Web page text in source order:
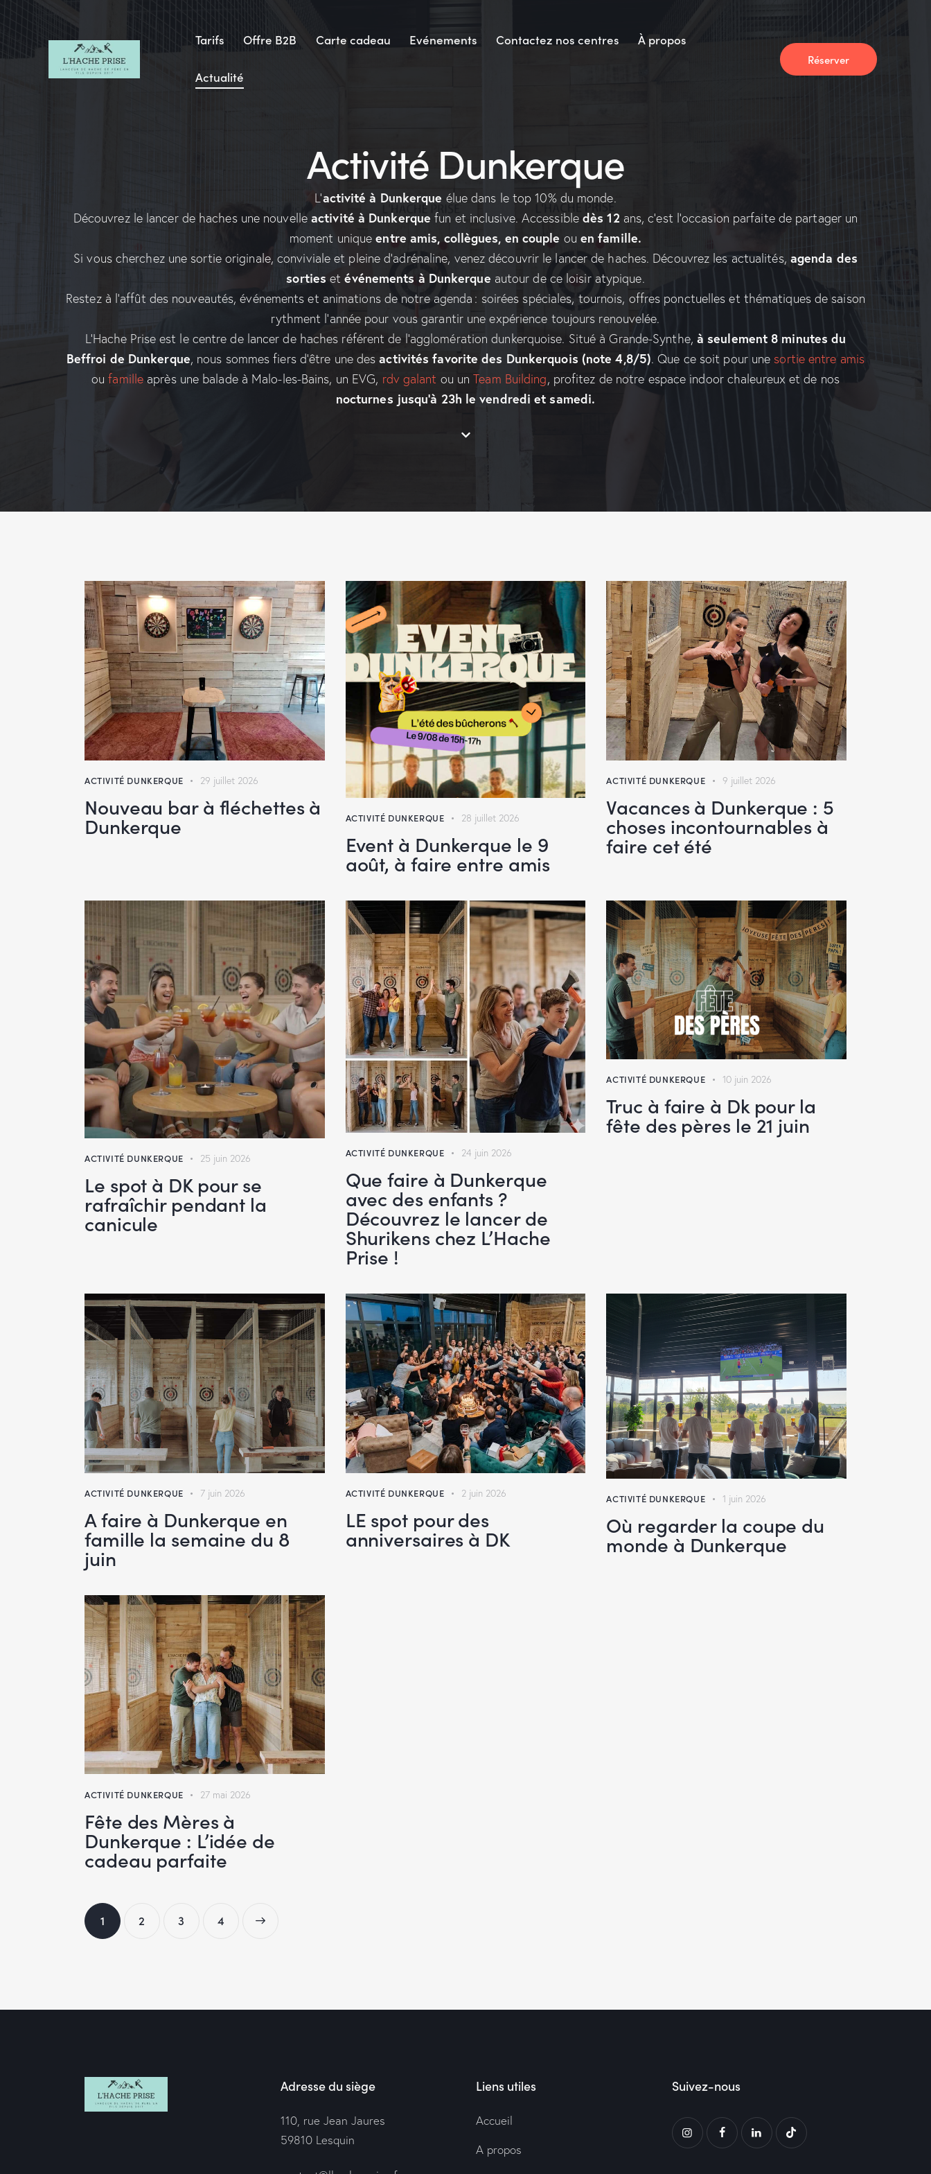
Tarifs Offre B2B Carte cadeau Evénements Contactez nos centres À propos
Actualité
Réserver
Activité Dunkerque
L’activité à Dunkerque élue dans le top 10% du monde.
Découvrez le lancer de haches une nouvelleactivité à Dunkerque fun et inclusive. Accessibledès 12 ans, c’est l’occasion parfaite de partager un
moment unique entre amis, collègues, en couple ou en famille.
Si vous cherchez une sortie originale, conviviale et pleine d’adrénaline, venez découvrir le lancer de haches. Découvrez les actualités, agenda des
sorties etévénements à Dunkerque autour de ce loisir atypique.
Restez à l’affût des nouveautés, événements et animations de notre agenda : soirées spéciales, tournois, offres ponctuelles et thématiques de saison
rythment l’année pour vous garantir une expérience toujours renouvelée.
L’Hache Prise est le centre de lancer de haches référent de l’agglomération dunkerquoise. Situé à Grande-Synthe, à seulement 8 minutes du
Beffroi de Dunkerque, nous sommes fiers d’être une desactivités favorite des Dunkerquois (note 4,8/5). Que ce soit pour une sortie entre amis
ou famille après une balade à Malo-les-Bains, un EVG, rdv galant ou unTeam Building, profitez de notre espace indoor chaleureux et de nos
nocturnes jusqu’à 23h le vendredi et samedi.
ACTIVITÉ DUNKERQUE 29 juillet 2026
Nouveau bar à fléchettes à
Dunkerque ACTIVITÉ DUNKERQUE 28 juillet 2026
Event à Dunkerque le 9
août, à faire entre amis
ACTIVITÉ DUNKERQUE 9 juillet 2026
Vacances à Dunkerque : 5
choses incontournables à
faire cet été
ACTIVITÉ DUNKERQUE 25 juin 2026
Le spot à DK pour se
rafraîchir pendant la
canicule
ACTIVITÉ DUNKERQUE 24 juin 2026
Que faire à Dunkerque
avec des enfants ?
Découvrez le lancer de
Shurikens chez L’Hache
Prise !
ACTIVITÉ DUNKERQUE 10 juin 2026
Truc à faire à Dk pour la
fête des pères le 21 juin
ACTIVITÉ DUNKERQUE 7 juin 2026
A faire à Dunkerque en
famille la semaine du 8
juin
ACTIVITÉ DUNKERQUE 2 juin 2026
LE spot pour des
anniversaires à DK
ACTIVITÉ DUNKERQUE 1 juin 2026
Où regarder la coupe du
monde à Dunkerque
ACTIVITÉ DUNKERQUE 27 mai 2026
Fête des Mères à
Dunkerque : L’idée de
cadeau parfaite
1 2 3 4
Adresse du siège
110, rue Jean Jaures
59810 Lesquin
Liens utiles
Accueil
A propos
Suivez-nous